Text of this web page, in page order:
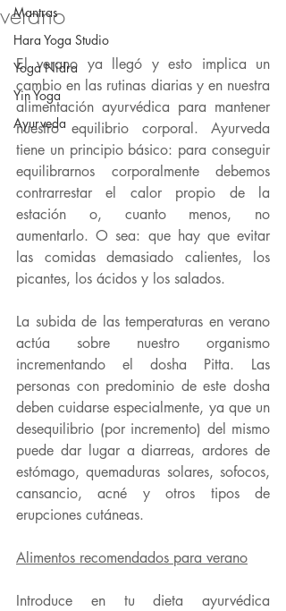
Mantras
Hara Yoga Studio
Yoga Nidra
Yin Yoga
Ayurveda
verano
El verano ya llegó y esto implica un
cambio en las rutinas diarias y en nuestra
alimentación ayurvédica para mantener
nuestro equilibrio corporal. Ayurveda
tiene un principio básico: para conseguir
equilibrarnos corporalmente debemos
contrarrestar el calor propio de la
estación o, cuanto menos, no
aumentarlo. O sea: que hay que evitar
las comidas demasiado calientes, los
picantes, los ácidos y los salados.
La subida de las temperaturas en verano
actúa sobre nuestro organismo
incrementando el dosha Pitta. Las
personas con predominio de este dosha
deben cuidarse especialmente, ya que un
desequilibrio (por incremento) del mismo
puede dar lugar a diarreas, ardores de
estómago, quemaduras solares, sofocos,
cansancio, acné y otros tipos de
erupciones cutáneas.
Alimentos recomendados para verano